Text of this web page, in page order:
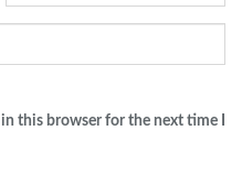
this browser for the next time I